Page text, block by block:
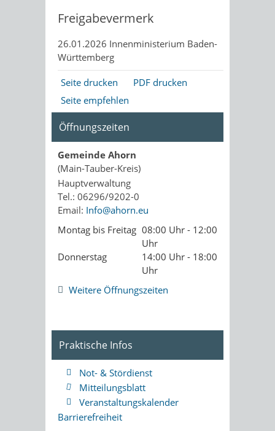
Freigabevermerk
26.01.2026 Innenministerium Baden-
Württemberg
Seite drucken
PDF drucken
Seite empfehlen
Öffnungszeiten
Gemeinde Ahorn
(Main-Tauber-Kreis)
Hauptverwaltung
Tel.: 06296/9202-0
Email: Info@ahorn.eu
Montag bis Freitag 08:00 Uhr - 12:00
Uhr
Donnerstag
14:00 Uhr - 18:00
Uhr
Weitere Öffnungszeiten
Praktische Infos
Not- & Stördienst
Mitteilungsblatt
Veranstaltungskalender
Barrierefreiheit